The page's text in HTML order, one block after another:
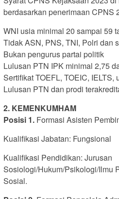
berdasarkan penerimaan CPNS
WNI usia minimal 20 sampai 59
Tidak ASN, PNS, TNI, Polri dan
Bukan pengurus partai politik
Lulusan PTN IPK minimal 2,75
Sertifikat TOEFL, TOEIC, IELTS,
Lulusan PTN dan prodi
2. KEMENKUMHAM
Posisi 1. Formasi Asisten
Kualifikasi Jabatan: Fungsional
Kualifikasi Pendidikan: Jurusan
Sosiologi/Hukum/Psikologi/Ilmu
Sosial.